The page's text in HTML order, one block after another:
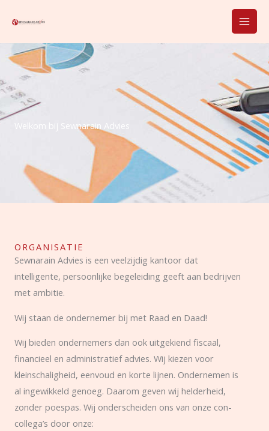
Welkom bij Sewnarain Advies
ORGANISATIE
Sewnarain Advies is een veelzijdig kantoor dat
intelligente, persoonlijke begeleiding geeft aan bedrijven
met ambitie.
Wij staan de ondernemer bij met Raad en Daad!
Wij bieden ondernemers dan ook uitgekiend fiscaal,
financieel en administratief advies. Wij kiezen voor
kleinschaligheid, eenvoud en korte lijnen. Ondernemen is
al ingewikkeld genoeg. Daarom geven wij helderheid,
zonder poespas. Wij onderscheiden ons van onze con-
collega’s door onze: